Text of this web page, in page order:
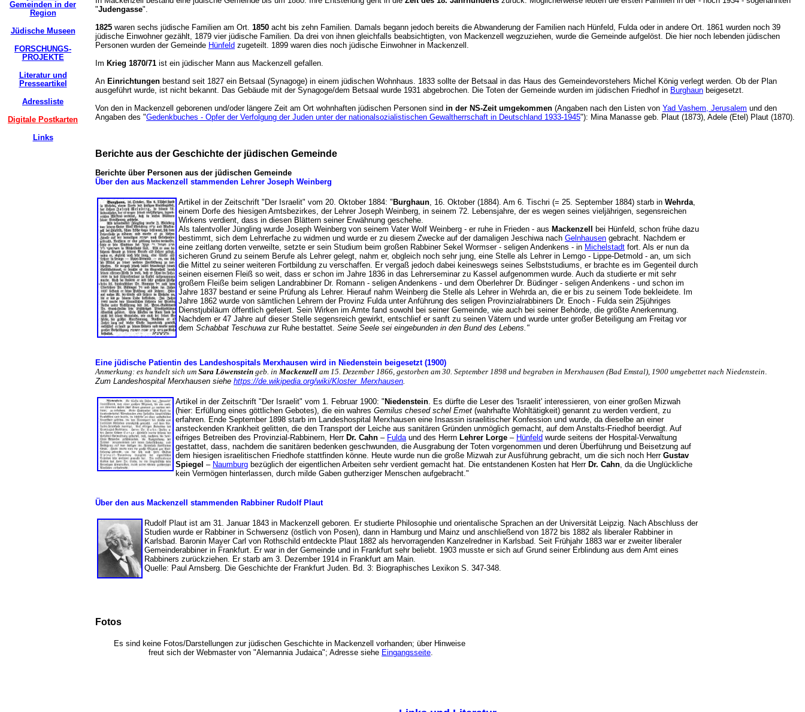
Gemeinden in der
Region
Jüdische Museen
FORSCHUNGS-
PROJEKTE
Literatur und
Presseartikel
Adressliste
Digitale Postkarten
Links
"Judengasse".
1825 waren sechs jüdische Familien am Ort. 1850 acht bis zehn Familien. Damals begann jedoch bereits die Abwanderung der Familien nach Hünfeld, Fulda oder in andere Ort. 1861 wurden noch 39
jüdische Einwohner gezählt, 1879 vier jüdische Familien. Da drei von ihnen gleichfalls beabsichtigten, von Mackenzell wegzuziehen, wurde die Gemeinde aufgelöst. Die hier noch lebenden jüdischen
Personen wurden der Gemeinde Hünfeld zugeteilt. 1899 waren dies noch jüdische Einwohner in Mackenzell.
Im Krieg 1870/71 ist ein jüdischer Mann aus Mackenzell gefallen.
An Einrichtungen bestand seit 1827 ein Betsaal (Synagoge) in einem jüdischen Wohnhaus. 1833 sollte der Betsaal in das Haus des Gemeindevorstehers Michel König verlegt werden. Ob der Plan
ausgeführt wurde, ist nicht bekannt. Das Gebäude mit der Synagoge/dem Betsaal wurde 1931 abgebrochen. Die Toten der Gemeinde wurden im jüdischen Friedhof in Burghaun beigesetzt.
Von den in Mackenzell geborenen und/oder längere Zeit am Ort wohnhaften jüdischen Personen sind in der NS-Zeit umgekommen (Angaben nach den Listen von Yad Vashem, Jerusalem und den
Angaben des "Gedenkbuches - Opfer der Verfolgung der Juden unter der nationalsozialistischen Gewaltherrschaft in Deutschland 1933-1945"): Mina Manasse geb. Plaut (1873), Adele (Etel) Plaut (1870).
Berichte aus der Geschichte der jüdischen Gemeinde
Berichte über Personen aus der jüdischen Gemeinde
Über den aus Mackenzell stammenden Lehrer Joseph Weinberg
Artikel in der Zeitschrift "Der Israelit" vom 20. Oktober 1884: " Burghaun, 16. Oktober (1884). Am 6. Tischri (= 25. September 1884) starb in Wehrda,
einem Dorfe des hiesigen Amtsbezirkes, der Lehrer Joseph Weinberg, in seinem 72. Lebensjahre, der es wegen seines vieljährigen, segensreichen
Wirkens verdient, dass in diesen Blättern seiner Erwähnung geschehe.
Als talentvoller Jüngling wurde Joseph Weinberg von seinem Vater Wolf Weinberg - er ruhe in Frieden - aus Mackenzell
bei Hünfeld, schon frühe dazu
bestimmt, sich dem Lehrerfache zu widmen und wurde er zu diesem Zwecke auf der damaligen Jeschiwa nach Gelnhausen gebracht. Nachdem er
eine zeitlang dorten verweilte, setzte er sein Studium beim großen Rabbiner Sekel Wormser - seligen Andenkens - in Michelstadt fort. Als er nun da
sicheren Grund zu seinem Berufe als Lehrer gelegt, nahm er, obgleich noch sehr jung, eine Stelle als Lehrer in Lemgo - Lippe-Detmold - an, um sich
die Mittel zu seiner weiteren Fortbildung zu verschaffen. Er vergaß jedoch dabei keineswegs seines Selbststudiums, er brachte es im Gegenteil durch
seinen eisernen Fleiß so weit, dass er schon im Jahre 1836 in das Lehrerseminar zu Kassel aufgenommen wurde. Auch da studierte er mit sehr
großem Fleiße beim seligen Landrabbiner Dr. Romann - seligen Andenkens - und dem Oberlehrer Dr. Büdinger - seligen Andenkens - und schon im
Jahre 1837 bestand er seine Prüfung als Lehrer. Hierauf nahm Weinberg die Stelle als Lehrer in Wehrda an, die er bis zu seinem Tode bekleidete. Im
Jahre 1862 wurde von sämtlichen Lehrern der Provinz Fulda unter Anführung des seligen Provinzialrabbiners Dr. Enoch - Fulda sein 25jühriges
Dienstjubiläum öffentlich gefeiert. Sein Wirken im Amte fand sowohl bei seiner Gemeinde, wie auch bei seiner Behörde, die größte Anerkennung.
Nachdem er 47 Jahre auf dieser Stelle segensreich gewirkt, entschlief er sanft zu seinen Vätern und wurde unter großer Beteiligung am Freitag vor
dem Schabbat Teschuwa zur Ruhe bestattet. Seine Seele sei eingebunden in den Bund des Lebens."
Eine jüdische Patientin des Landeshospitals Merxhausen wird in Niedenstein beigesetzt (1900)
Anmerkung: es handelt sich um Sara Löwenstein geb. in Mackenzell am 15. Dezember 1866, gestorben am 30. September 1898 und begraben in Merxhausen (Bad Emstal), 1900 umgebettet nach Niedenstein.
Zum Landeshospital Merxhausen siehe https://de.wikipedia.org/wiki/Kloster_Merxhausen.
Artikel in der Zeitschrift "Der Israelit" vom 1. Februar 1900: " Niedenstein. Es dürfte die Leser des 'Israelit' interessieren, von einer großen Mizwah
(hier: Erfüllung eines göttlichen Gebotes), die ein wahres Gemilus chesed schel Emet (wahrhafte Wohltätigkeit) genannt zu werden verdient, zu
erfahren. Ende September 1898 starb im Landeshospital Merxhausen eine Insassin israelitischer Konfession und wurde, da dieselbe an einer
ansteckenden Krankheit gelitten, die den Transport der Leiche aus sanitären Gründen unmöglich gemacht, auf dem Anstalts-Friedhof beerdigt. Auf
eifriges Betreiben des Provinzial-Rabbinern, Herr Dr. Cahn – Fuldaund des Herrn Lehrer Lorge – Hünfeld wurde seitens der Hospital-Verwaltung
gestattet, dass, nachdem die sanitären bedenken geschwunden, die Ausgrabung der Toten vorgenommen und deren Überführung und Beisetzung auf
dem hiesigen israelitischen Friedhofe stattfinden könne. Heute wurde nun die große Mizwah zur Ausführung gebracht, um die sich noch Herr Gustav
Spiegel – Naumburg bezüglich der eigentlichen Arbeiten sehr verdient gemacht hat. Die entstandenen Kosten hat Herr Dr. Cahn, da die Unglückliche
kein Vermögen hinterlassen, durch milde Gaben gutherziger Menschen aufgebracht."
Über den aus Mackenzell stammenden Rabbiner Rudolf Plaut
Rudolf Plaut ist am 31. Januar 1843 in Mackenzell geboren. Er studierte Philosophie und orientalische Sprachen an der Universität Leipzig. Nach Abschluss der
Studien wurde er Rabbiner in Schwersenz (östlich von Posen), dann in Hamburg und Mainz und anschließend von 1872 bis 1882 als liberaler Rabbiner in
Karlsbad. Baronin Mayer Carl von Rothschild entdeckte Plaut 1882 als hervorragenden Kanzelredner in Karlsbad. Seit Frühjahr 1883 war er zweiter liberaler
Gemeinderabbiner in Frankfurt. Er war in der Gemeinde und in Frankfurt sehr beliebt. 1903 musste er sich auf Grund seiner Erblindung aus dem Amt eines
Rabbiners zurückziehen. Er starb am 3. Dezember 1914 in Frankfurt am Main.
Quelle: Paul Arnsberg. Die Geschichte der Frankfurt Juden. Bd. 3: Biographisches Lexikon S. 347-348.
Fotos
Es sind keine Fotos/Darstellungen zur jüdischen Geschichte in Mackenzell vorhanden; über Hinweise
freut sich der Webmaster von "Alemannia Judaica"; Adresse siehe Eingangsseite.